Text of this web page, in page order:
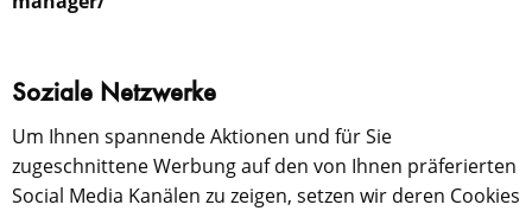
Soziale Netzwerke
Um Ihnen spannende Aktionen und für Sie
zugeschnittene Werbung auf den von Ihnen präferierten
Social Media Kanälen zu zeigen, setzen wir deren Cookies